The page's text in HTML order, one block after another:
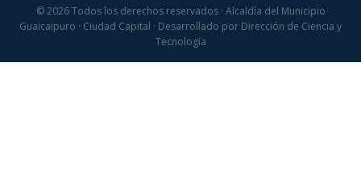
© 2026 Todos los derechos reservados · Alcaldía del Municipio
Guaicaipuro · Ciudad Capital · Desarrollado por Dirección de Ciencia y
Tecnología